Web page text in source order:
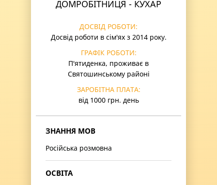
ДОМРОБІТНИЦЯ - КУХАР
ДОСВІД РОБОТИ:
Досвід роботи в сім'ях з 2014 року.
ГРАФІК РОБОТИ:
П'ятиденка, проживає в
Святошинському районі
ЗАРОБІТНА ПЛАТА:
від 1000 грн. день
ЗНАННЯ МОВ
Російська розмовна
ОСВІТА